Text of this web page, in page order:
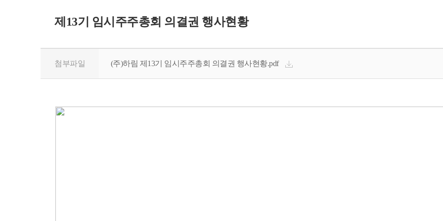
제13기 임시주주총회 의결권 행사현황
첨부파일 (주)하림 제13기 임시주주총회 의결권 행사현황.pdf